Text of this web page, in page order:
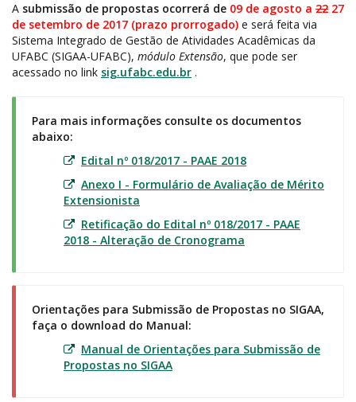
A submissão de propostas ocorrerá de 09 de agosto a 22 27
de setembro de 2017 (prazo prorrogado) e será feita via
Sistema Integrado de Gestão de Atividades Acadêmicas da
UFABC (SIGAA-UFABC), módulo Extensão, que pode ser
acessado no link sig.ufabc.edu.br .
Para mais informações consulte os documentos
abaixo:
Edital nº 018/2017 - PAAE 2018
Anexo I - Formulário de Avaliação de Mérito
Extensionista
Retificação do Edital nº 018/2017 - PAAE
2018 - Alteração de Cronograma
Orientações para Submissão de Propostas no SIGAA,
faça o download do Manual:
Manual de Orientações para Submissão de
Propostas no SIGAA